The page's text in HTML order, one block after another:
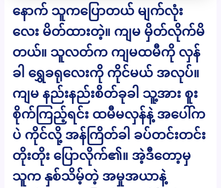
နောက် သူကပြောတယ် မျက်လုံး
လေး မိတ်ထားတဲ့။ ကျမ မှိတ်လိုက်မိ
တယ်။ သူလတ်က ကျမထမီကို လှန်
ခါ ရွှေခရုလေးကို ကိုင်မယ် အလုပ်။
ကျမ နည်းနည်းစိတ်ခုခါ သူ့အား စူး
စိုက်ကြည့်ရင်း ထမီမလှန်နဲ့ အပေါ်က
ပဲ ကိုင်လို့ အန်ကြိတ်ခါ ခပ်တင်းတင်း
တိုးတိုး ပြောလိုက်၏။ အဲ့ဒီတော့မှ
သူက နှစ်သိမ့်တဲ့ အမှုအယာနဲ့